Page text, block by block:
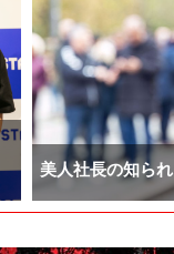
美人社長の知ら